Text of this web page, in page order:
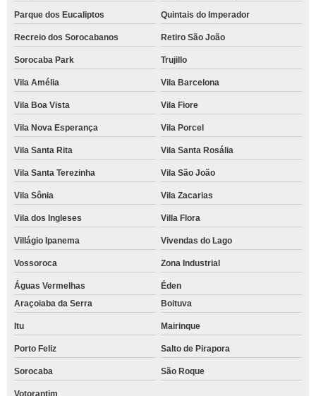
Parque dos Eucaliptos Quintais do Imperador
Recreio dos Sorocabanos Retiro São João
Sorocaba Park Trujillo
Vila Amélia Vila Barcelona
Vila Boa Vista Vila Fiore
Vila Nova Esperança Vila Porcel
Vila Santa Rita Vila Santa Rosália
Vila Santa Terezinha Vila São João
Vila Sônia Vila Zacarias
Vila dos Ingleses Villa Flora
Villágio Ipanema Vivendas do Lago
Vossoroca Zona Industrial
Águas Vermelhas
Éden
Araçoiaba da Serra
Boituva
Itu Mairinque
Porto Feliz Salto de Pirapora
Sorocaba São Roque
Votorantim